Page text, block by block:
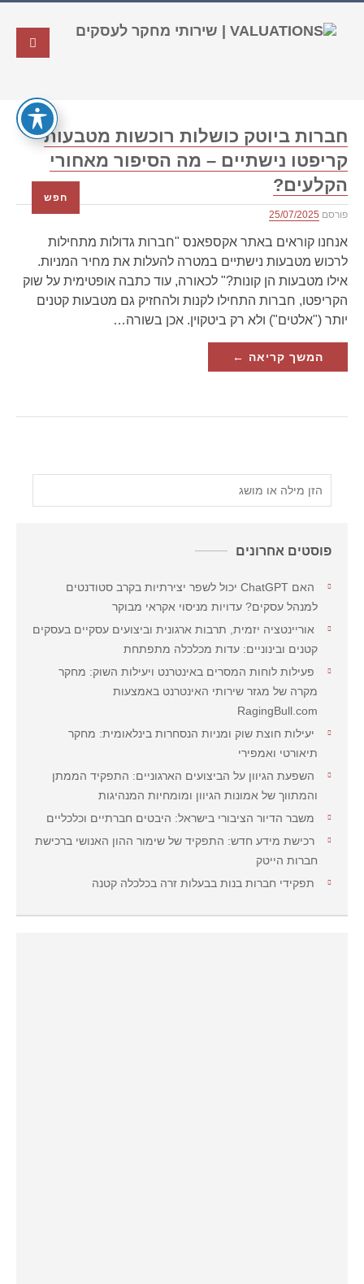
חברות ביוטק כושלות רוכשות מטבעות
קריפטו נישתיים – מה הסיפור מאחורי
הקלעים?
פורסם 25/07/2025
אנחנו קוראים באתר אקספאנס "חברות גדולות מתחילות
לרכוש מטבעות נישתיים במטרה להעלות את מחיר המניות.
אילו מטבעות הן קונות?" לכאורה, עוד כתבה אופטימית על שוק
הקריפטו, חברות התחילו לקנות ולהחזיק גם מטבעות קטנים
יותר ("אלטים") ולא רק ביטקוין. אכן בשורה…
המשך קריאה ←
חפש
פוסטים אחרונים
האם ChatGPT יכול לשפר יצירתיות בקרב סטודנטים
למנהל עסקים? עדויות מניסוי אקראי מבוקר
אוריינטציה יזמית, תרבות ארגונית וביצועים עסקיים בעסקים
קטנים ובינוניים: עדות מכלכלה מתפתחת
פעילות לוחות המסרים באינטרנט ויעילות השוק: מחקר
מקרה של מגזר שירותי האינטרנט באמצעות
RagingBull.com
יעילות חוצת שוק ומניות הנסחרות בינלאומית: מחקר
תיאורטי ואמפירי
השפעת הגיוון על הביצועים הארגוניים: התפקיד הממתן
והמתווך של אמונות הגיוון ומומחיות המנהיגות
משבר הדיור הציבורי בישראל: היבטים חברתיים וכלכליים
רכישת מידע חדש: התפקיד של שימור ההון האנושי ברכישת
חברות הייטק
תפקידי חברות בנות בבעלות זרה בכלכלה קטנה